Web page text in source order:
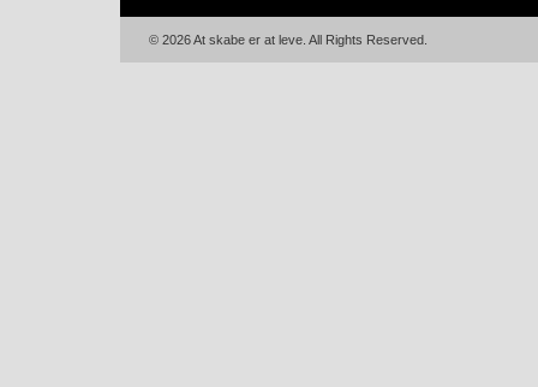
© 2026 At skabe er at leve. All Rights Reserved.